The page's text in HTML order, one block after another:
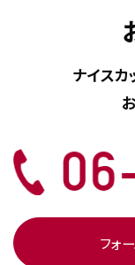
ナイスカ
フォ